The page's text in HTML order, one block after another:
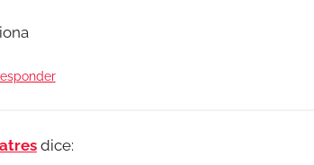
dice: